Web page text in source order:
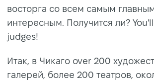
восторга со всем самым
интересным. Получится ли?
judges!
Итак, в Чикаго over 200
галерей, более 200 театров,